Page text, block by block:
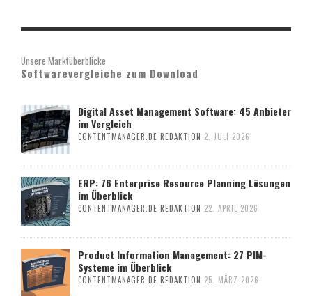
Unsere Marktüberblicke
Softwarevergleiche zum Download
Digital Asset Management Software: 45 Anbieter
im Vergleich
CONTENTMANAGER.DE REDAKTION 2. JULI 2026
ERP: 76 Enterprise Resource Planning Lösungen
im Überblick
CONTENTMANAGER.DE REDAKTION 22. APRIL 2026
Product Information Management: 27 PIM-
Systeme im Überblick
CONTENTMANAGER.DE REDAKTION 25. MÄRZ 2026